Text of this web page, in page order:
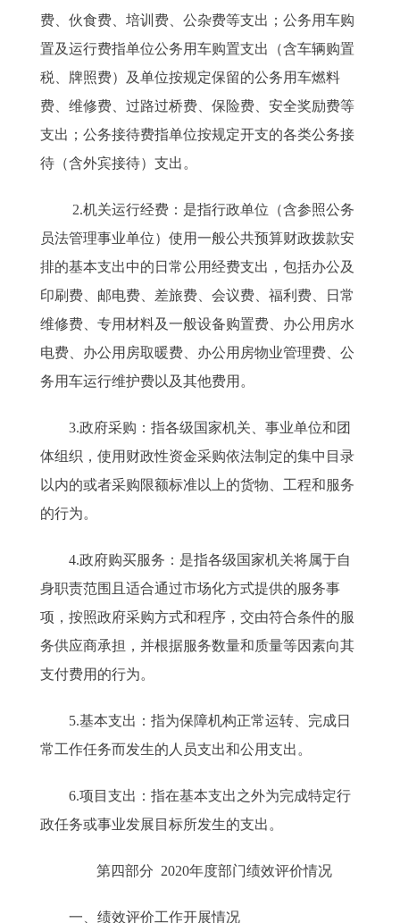
费、伙食费、培训费、公杂费等支出；公务用车购
置及运行费指单位公务用车购置支出（含车辆购置
税、牌照费）及单位按规定保留的公务用车燃料
费、维修费、过路过桥费、保险费、安全奖励费等
支出；公务接待费指单位按规定开支的各类公务接
待（含外宾接待）支出。
2.机关运行经费：是指行政单位（含参照公务
员法管理事业单位）使用一般公共预算财政拨款安
排的基本支出中的日常公用经费支出，包括办公及
印刷费、邮电费、差旅费、会议费、福利费、日常
维修费、专用材料及一般设备购置费、办公用房水
电费、办公用房取暖费、办公用房物业管理费、公
务用车运行维护费以及其他费用。
3.政府采购：指各级国家机关、事业单位和团
体组织，使用财政性资金采购依法制定的集中目录
以内的或者采购限额标准以上的货物、工程和服务
的行为。
4.政府购买服务：是指各级国家机关将属于自
身职责范围且适合通过市场化方式提供的服务事
项，按照政府采购方式和程序，交由符合条件的服
务供应商承担，并根据服务数量和质量等因素向其
支付费用的行为。
5.基本支出：指为保障机构正常运转、完成日
常工作任务而发生的人员支出和公用支出。
6.项目支出：指在基本支出之外为完成特定行
政任务或事业发展目标所发生的支出。
第四部分 2020年度部门绩效评价情况
一、绩效评价工作开展情况